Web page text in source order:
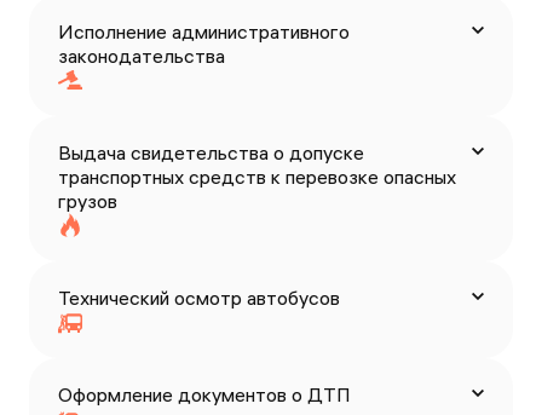
Исполнение административного
законодательства
Выдача свидетельства о допуске
транспортных средств к перевозке опасных
грузов
Технический осмотр автобусов
Оформление документов о ДТП